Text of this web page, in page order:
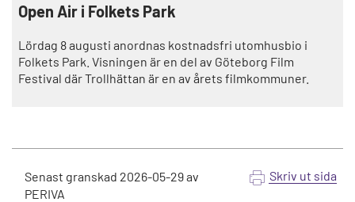
Open Air i Folkets Park
Lördag 8 augusti anordnas kostnadsfri utomhusbio i
Folkets Park. Visningen är en del av Göteborg Film
Festival där Trollhättan är en av årets filmkommuner.
Senast granskad 2026-05-29av
PERIVA
Skriv ut sida